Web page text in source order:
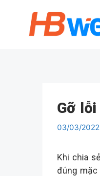
Gỡ
03/03/2022
Khi chia
đúng